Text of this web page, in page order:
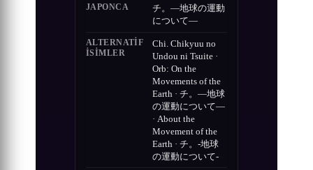
JAPONCA
チ。―地球の運動
について―
ALTERNATIF
ISIMLER
Chi. Chikyuu no
Undou ni Tsuite ·
Orb: On the
Movements of the
Earth · チ。―地球
の運動について―
· About the
Movement of the
Earth · チ。-地球
の運動について-